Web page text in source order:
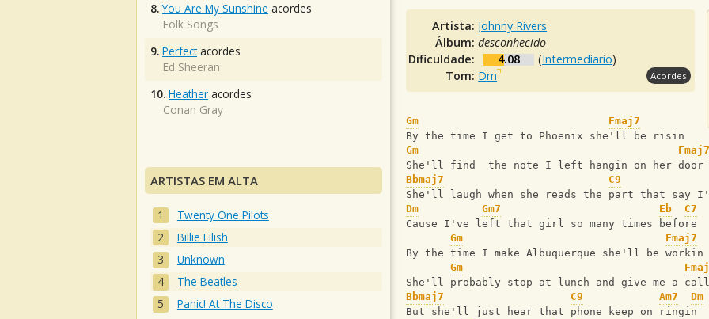
Artista: Johnny Rivers
Álbum:desconhecido
Dificuldade:
4.08 (Intermediario)
Tom: Dm Acordes
Gm
Fmaj7
By the time I get to Phoenix she'll be risin
Gm
Fmaj7
She'll find  the note I left hangin on her door
Bbmaj7
C9
She'll laugh when she reads the part that say
Dm
Gm7 Eb
C7
Cause I've left that girl so many times before
Gm
Fmaj7
By the time I make Albuquerque she'll be workin
Gm
She'll probably stop at lunch and give me a
Bbmaj7
C9 Am7
Dm
But she'll just hear that phone keep on ringin
8. You Are My Sunshine acordes
Folk Songs
9. Perfectacordes
Ed Sheeran
10. Heather acordes
Conan Gray
ARTISTAS EM ALTA
Twenty One Pilots
Billie Eilish
Unknown
The Beatles
Panic! At The Disco